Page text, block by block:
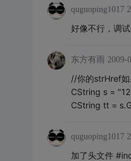
quguoping1017
好像不行，调
东方有雨 2009-
//你的strHref如
CString s =
CString tt =
quguoping1017
加了头文件